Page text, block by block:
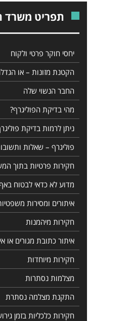
תפריט משרד
יחסי חוקר פרטי ולקוח
הקטנת מזונות – או
החבר הנשוי שלה
מהי בדיקת הפוליגרף?
ניתן לרמות בדיקת
פוליגרף – שאלות
חקירות פרטיות בתוך
מדוע לא כדאי לבטוח
איתורים ומסירות
חקירות מיהמנות
איתור כתובת מגורים או
חקירות מיוחדות
מצלמות נסתרות
התקנת מצלמה נסתרת
חקירות כלכליות בזמן